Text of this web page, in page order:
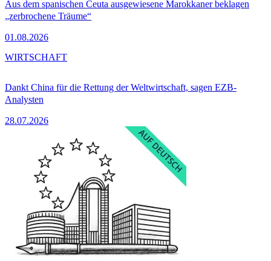
Aus dem spanischen Ceuta ausgewiesene Marokkaner beklagen
„zerbrochene Träume“
01.08.2026
Dankt China für die Rettung der Weltwirtschaft, sagen EZB-
Analysten
28.07.2026
WIRTSCHAFT